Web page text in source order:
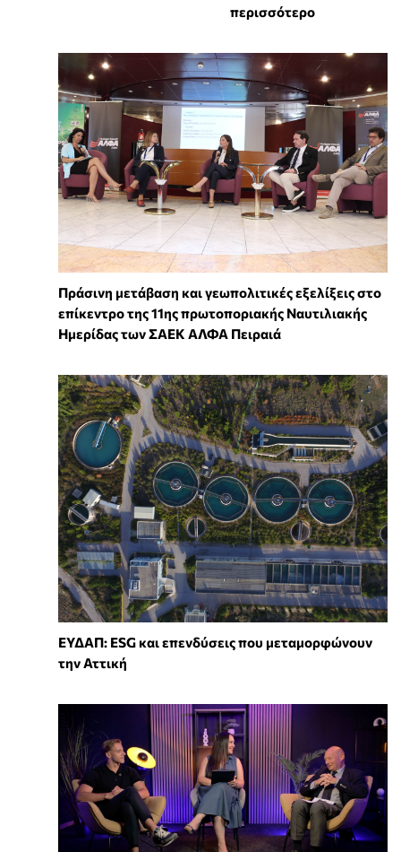
περισσότερο
Πράσινη μετάβαση και γεωπολιτικές εξελίξεις στο
επίκεντρο της 11ης πρωτοποριακής Ναυτιλιακής
Ημερίδας των ΣΑΕΚ ΑΛΦΑ Πειραιά
ΕΥΔΑΠ: ESG και επενδύσεις που μεταμορφώνουν
την Αττική